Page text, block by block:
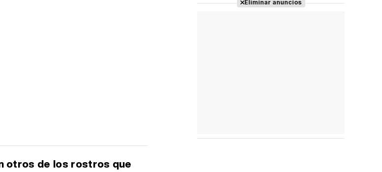
otros de los rostros que
Eliminar anuncios